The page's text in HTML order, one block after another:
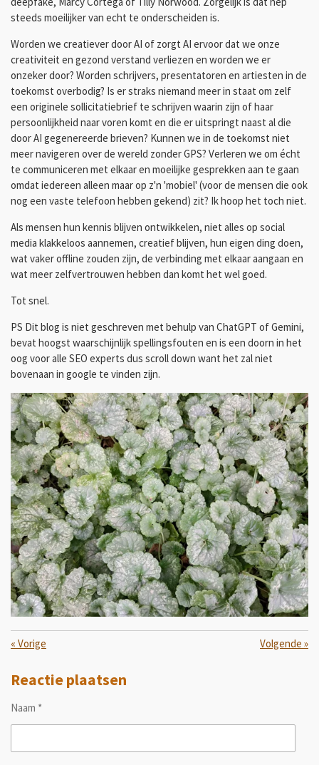
steeds moeilijker van echt te onderscheiden is.
Worden we creatiever door AI of zorgt AI ervoor dat we onze
creativiteit en gezond verstand verliezen en worden we er
onzeker door? Worden schrijvers, presentatoren en artiesten in de
toekomst overbodig? Is er straks niemand meer in staat om zelf
een originele sollicitatiebrief te schrijven waarin zijn of haar
persoonlijkheid naar voren komt en die er uitspringt naast al die
door AI gegenereerde brieven? Kunnen we in de toekomst niet
meer navigeren over de wereld zonder GPS? Verleren we om écht
te communiceren met elkaar en moeilijke gesprekken aan te gaan
omdat iedereen alleen maar op z'n 'mobiel' (voor de mensen die ook
nog een vaste telefoon hebben gekend) zit? Ik hoop het toch niet.
Als mensen hun kennis blijven ontwikkelen, niet alles op social
media klakkeloos aannemen, creatief blijven, hun eigen ding doen,
wat vaker offline zouden zijn, de verbinding met elkaar aangaan en
wat meer zelfvertrouwen hebben dan komt het wel goed.
Tot snel.
PS Dit blog is niet geschreven met behulp van ChatGPT of Gemini,
bevat hoogst waarschijnlijk spellingsfouten en is een doorn in het
oog voor alle SEO experts dus scroll down want het zal niet
bovenaan in google te vinden zijn.
« Vorige Volgende »
Reactie plaatsen
Naam *